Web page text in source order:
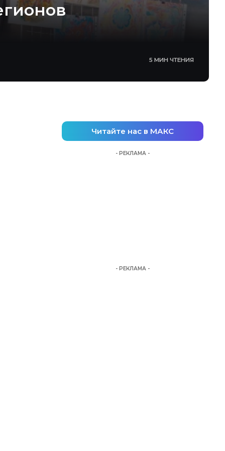
5 МИН ЧТЕНИЯ
Читайте нас в МАКС
- РЕКЛАМА -
- РЕКЛАМА -